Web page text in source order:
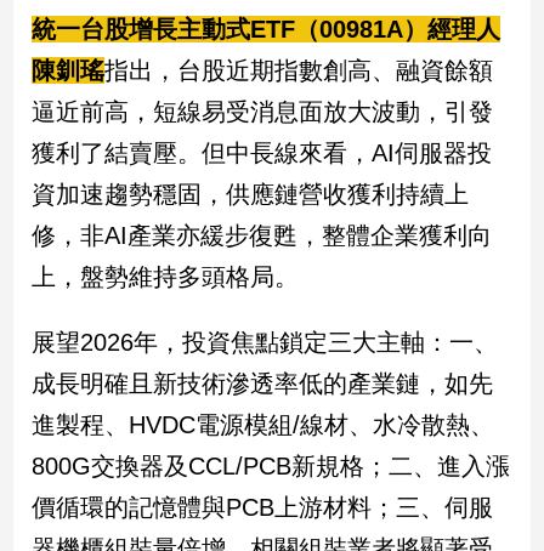
毒
專
區
南
台
觀
點
南
台
灣
觀
點
娛
統一台股增長主動式ETF（00981A）經理人
陳釧瑤指出，台股近期指數創高、融資餘額
逼近前高，短線易受消息面放大波動，引發
獲利了結賣壓。但中長線來看，AI伺服器投
資加速趨勢穩固，供應鏈營收獲利持續上
修，非AI產業亦緩步復甦，整體企業獲利向
上，盤勢維持多頭格局。
展望2026年，投資焦點鎖定三大主軸：一、
成長明確且新技術滲透率低的產業鏈，如先
進製程、HVDC電源模組/線材、水冷散熱、
800G交換器及CCL/PCB新規格；二、進入漲
價循環的記憶體與PCB上游材料；三、伺服